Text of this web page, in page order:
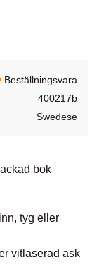
Beställningsvara
400217b
Swedese
bok
tyg eller
vitlaserad ask